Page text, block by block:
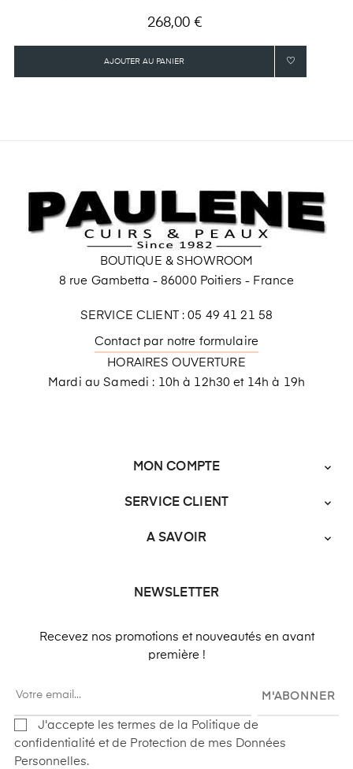
Prix
268,00 €
AJOUTER AU PANIER
BOUTIQUE & SHOWROOM
8 rue Gambetta - 86000 Poitiers - France
SERVICE CLIENT : 05 49 41 21 58
Contact par notre formulaire
HORAIRES OUVERTURE
Mardi au Samedi : 10h à 12h30 et 14h à 19h
MON COMPTE 
SERVICE CLIENT 
A SAVOIR 
NEWSLETTER
Recevez nos promotions et nouveautés en avant
première !
M'ABONNER
J'accepte les termes de la Politique de
confidentialité et de Protection de mes Données
Personnelles.